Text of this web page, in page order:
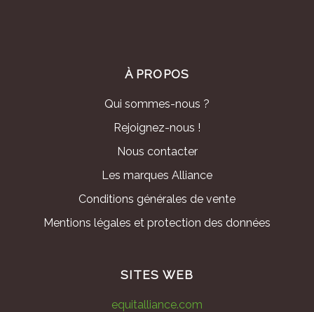
À PROPOS
Qui sommes-nous ?
Rejoignez-nous !
Nous contacter
Les marques Alliance
Conditions générales de vente
Mentions légales et protection des données
SITES WEB
equitalliance.com